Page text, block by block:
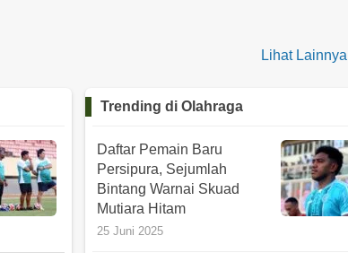
Lihat Lainnya
Trending di Olahraga
Daftar Pemain Baru
Persipura, Sejumlah
Bintang Warnai Skuad
Mutiara Hitam
25 Juni 2025